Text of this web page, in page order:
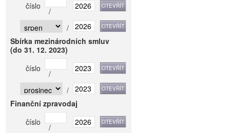
číslo
/
/
Sbírka mezinárodních smluv
(do 31. 12. 2023)
číslo
/
/
Finanční zpravodaj
číslo
/